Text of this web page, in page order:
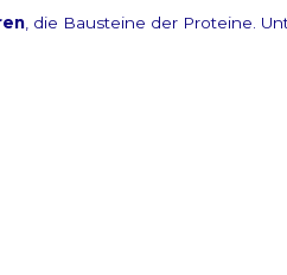
unseren
, die Bausteine der Proteine.